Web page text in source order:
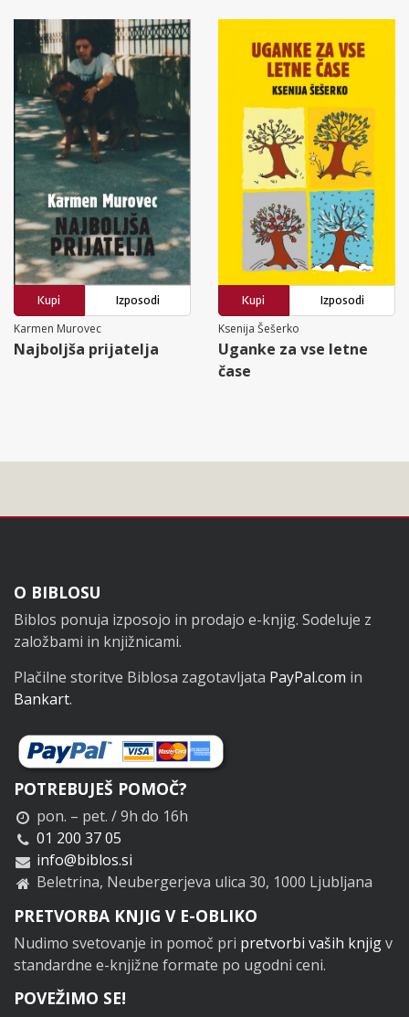
Kupi
Izposodi
Karmen Murovec
Najboljša prijatelja
Kupi
Izposodi
Ksenija Šešerko
Uganke za vse letne
čase
Noga
O BIBLOSU
Biblos ponuja izposojo in prodajo e-knjig. Sodeluje z
založbami in knjižnicami.
Plačilne storitve Biblosa zagotavljata PayPal.com in
Bankart.
POTREBUJEŠ POMOČ?
pon. – pet. / 9h do 16h
01 200 37 05
info@biblos.si
Beletrina, Neubergerjeva ulica 30, 1000 Ljubljana
PRETVORBA KNJIG V E-OBLIKO
Nudimo svetovanje in pomoč pri pretvorbi vaših knjigv
standardne e-knjižne formate po ugodni ceni.
POVEŽIMO SE!